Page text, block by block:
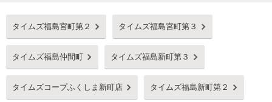
タイムズ福島宮町第２ タイムズ福島宮町第３
タイムズ福島仲間町 タイムズ福島新町第３
タイムズコープふくしま新町店 タイムズ福島新町第２